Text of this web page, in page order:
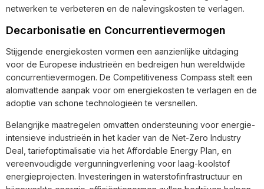
netwerken te verbeteren en de nalevingskosten te verlagen.
Decarbonisatie en Concurrentievermogen
Stijgende energiekosten vormen een aanzienlijke uitdaging
voor de Europese industrieën en bedreigen hun wereldwijde
concurrentievermogen. De Competitiveness Compass stelt een
alomvattende aanpak voor om energiekosten te verlagen en de
adoptie van schone technologieën te versnellen.
Belangrijke maatregelen omvatten ondersteuning voor energie-
intensieve industrieën in het kader van de Net-Zero Industry
Deal, tariefoptimalisatie via het Affordable Energy Plan, en
vereenvoudigde vergunningverlening voor laag-koolstof
energieprojecten. Investeringen in waterstofinfrastructuur en